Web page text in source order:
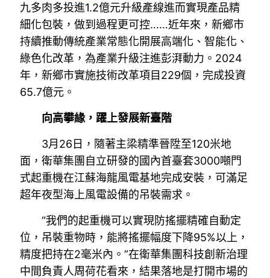
九多肉多投進1.2億元升級產線進而實現產品精
細化包裝，做到過程更可控……近年來，新鄉市
持續推動傳統產業常態化開展高端化、智能化、
綠色化改革，為產業升級注進彭湃動力。2024
年，新鄉市實施技術改革項目229個，完成投資
65.7億元。
向高攀緣，躍上發展新臺階
3月26日，隨著主梁精準晉陞至120米地
面，衛華集團自立研發的國內首臺套3000噸門
式起重機在江蘇海龍風電基地完成安裝，可滿足
超年夜型海上風電設備的吊裝需求。
“我們的起重機可以實現防搖擺精確自動定
位，吊裝重物時，能將搖擺幅度下降95%以上，
精度把持在2毫米內。”在衛華集團科技創新治理
中間負責人周荷花看來，結果落地是打開市場的